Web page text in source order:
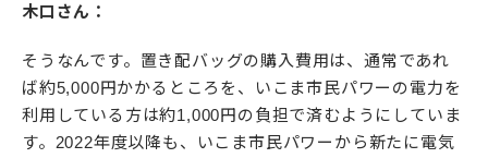
木口さん：
そうなんです。置き配バッグの購入費用は、通常であれ
ば約5,000円かかるところを、いこま市民パワーの電力を
利用している方は約1,000円の負担で済むようにしていま
す。2022年度以降も、いこま市民パワーから新たに電気